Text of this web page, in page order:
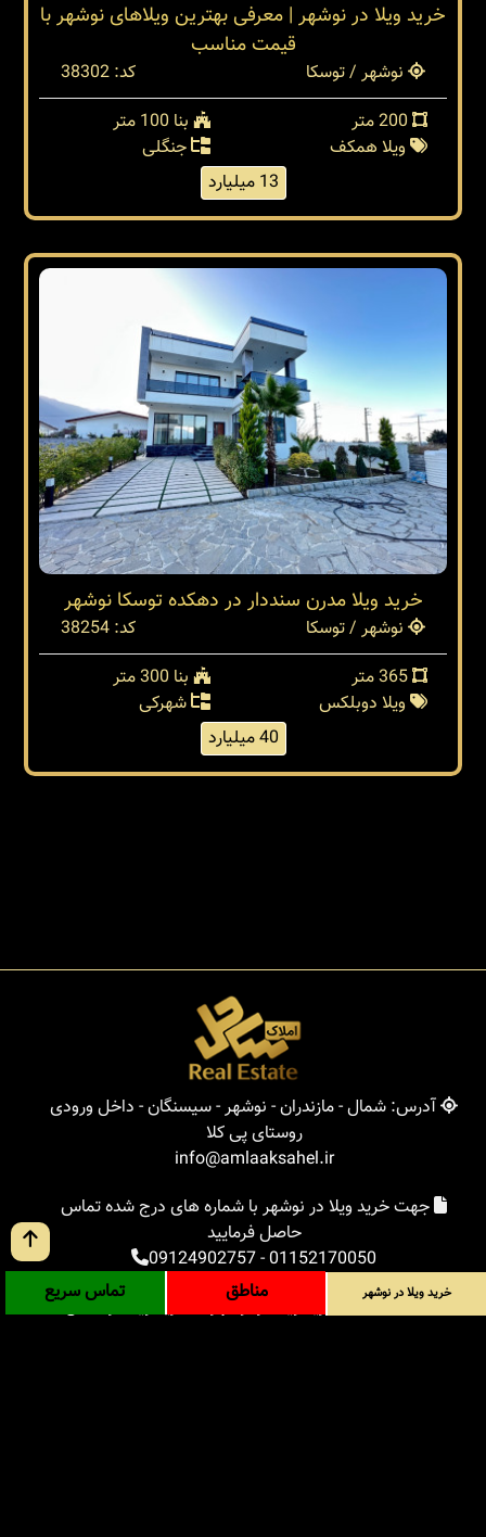
خرید ویلا در نوشهر | معرفی بهترین ویلاهای نوشهر با
قیمت مناسب
نوشهر / توسکا
کد: 38302
بنا 100 متر
ویلا همکف
جنگلی
13 میلیارد
خرید ویلا مدرن سنددار در دهکده توسکا نوشهر
نوشهر / توسکا
کد: 38254
بنا 300 متر
ویلا دوبلکس
شهرکی
40 میلیارد
آدرس: شمال - مازندران - نوشهر - سیسنگان - داخل ورودی
روستای پی کلا
info@amlaaksahel.ir
جهت خرید ویلا در نوشهر با شماره های درج شده تماس
حاصل فرمایید
01152170050
-
09124902757
املاک ساحل
خرید ویلا در نوشهر
خرید ویلا در شمال
خرید ویلا در نوشهر مناطق تماس سریع